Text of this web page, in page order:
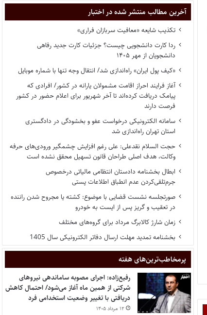
آخرین مطالب منتشر شده در اختبار
تکذیب شایعه «معافیت سربازان فراری»
ردا کارت دانشجویی چیست؟ جزئیات کارت جدید رفاهی
دانشجویان از مهر ۱۴۰۵
«کیف پول ایران» راه‌اندازی شد/ انتقال وجه تنها با شماره موبایل
آغاز فرایند احراز اقامت مشمولان یارانه در کشور/ افرادی که
پیامک دریافت کرده‌اند تا آخر شهریور برای اعلام حضور در کشور
فرصت دارند
سامانه الکترونیکی درخواست عفو و بخشودگی در دادگستری
استان تهران راه‌اندازی شد
حجت السلام نقدعلی: علی رغم افزایش چشمگیر ورودی‌های حرفه
وکالت، هدف اصلی طراحان قانون تسهیل محقق نشده است
ابطال بخشنامه دادستان انتظامی مالیاتی درخصوص
جرم‌تلقی‌کردن عدم انطباق اطلاعات پستی
صورتجلسه نشست قضایی با موضوع: کشته یا مجروح شدن راننده
در تعقیب و گریز پس از ایست به خودرو
زمان شارژ کالابرگ مرداد برای گروه‌های مختلف
بخشنامه تمدید مهلت ارسال دفاتر الکترونیکی سال 1405
پر‌مخاطب‌ترین‌های هفته
رفیع‌زاده: اجرای مصوبه ساماندهی نیروهای
شرکتی از همین ماه آغاز می‌شود/ احتمال کاهش
دریافتی با تغییر وضعیت استخدامی فرد
۱۲ مرداد ۱۴۰۵